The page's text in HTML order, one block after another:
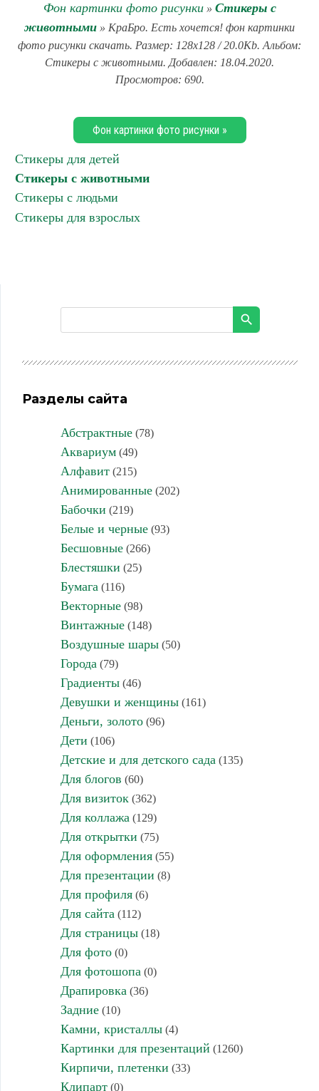
Фон картинки фото рисунки» Стикеры с
животными » КраБро. Есть хочется! фон картинки
фото рисунки скачать. Размер: 128x128 / 20.0Kb. Альбом:
Стикеры с животными. Добавлен: 18.04.2020.
Просмотров: 690.
Фон картинки фото рисунки »
Стикеры для детей
Стикеры с животными
Стикеры с людьми
Стикеры для взрослых
Разделы сайта
Абстрактные(78)
Аквариум(49)
Алфавит(215)
Анимированные(202)
Бабочки (219)
Белые и черные(93)
Бесшовные(266)
Блестяшки (25)
Бумага (116)
Векторные(98)
Винтажные(148)
Воздушные шары(50)
Города (79)
Градиенты(46)
Девушки и женщины(161)
Деньги, золото(96)
Дети (106)
Детские и для детского сада (135)
Для блогов (60)
Для визиток(362)
Для коллажа (129)
Для открытки (75)
Для оформления(55)
Для презентации (8)
Для профиля(6)
Для сайта (112)
Для страницы(18)
Для фото(0)
Для фотошопа (0)
Драпировка (36)
Задние(10)
Камни, кристаллы(4)
Картинки для презентаций (1260)
Кирпичи, плетенки (33)
Клипарт(0)